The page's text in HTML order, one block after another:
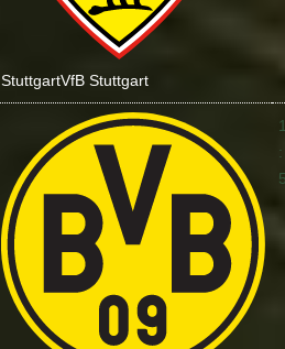
StuttgartVfB Stuttgart
: